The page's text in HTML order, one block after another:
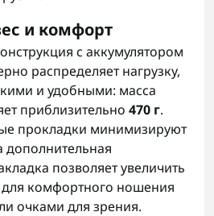
и комфорт
с аккумулятором
распределяет нагрузку,
и удобными: масса
приблизительно 470 г.
прокладки минимизируют
дополнительная
позволяет увеличить
для комфортного ношения
очками для зрения.